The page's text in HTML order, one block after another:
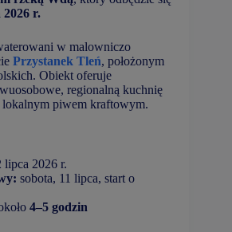
2026 r.
w malowniczo
Przystanek Tleń, położonym
Obiekt oferuje
regionalną kuchnię
lokalnym piwem kraftowym.
lipca 2026 r.
sobota, 11 lipca, start o
4–5 godzin